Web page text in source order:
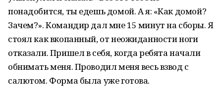
понадобится, ты едешь домой. А я: «Как домой?
Зачем?». Командир дал мне 15 минут на сборы. Я
стоял как вкопанный, от неожиданности ноги
отказали. Пришел в себя, когда ребята начали
обнимать меня. Проводил меня весь взвод с
салютом. Форма была уже готова.